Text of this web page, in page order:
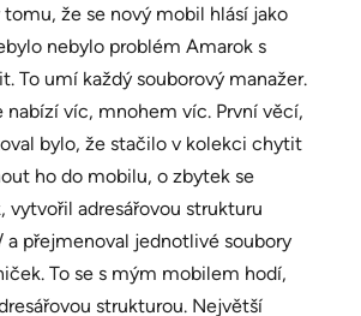
že se nový mobil hlásí jako
nebylo problém Amarok s
To umí každý souborový manažer.
nabízí víc, mnohem víc. První věcí,
bylo, že stačilo v kolekci chytit
ho do mobilu, o zbytek se
vytvořil adresářovou strukturu
přejmenoval jednotlivé soubory
To se s mým mobilem hodí,
strukturou. Největší